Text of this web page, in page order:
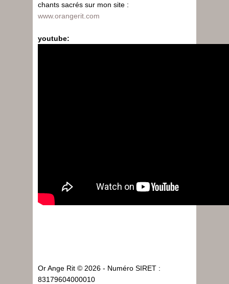
chants sacrés sur mon site :
www.orangerit.com
youtube:
Or Ange Rit © 2026 - Numéro SIRET :
83179604000010